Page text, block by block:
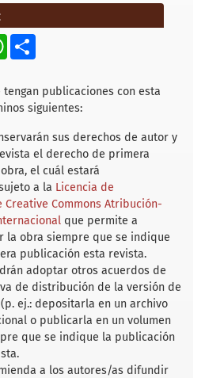
W
s
A
p
S
e publicaciones con esta
siguientes:
sus derechos de autor y
el derecho de primera
el cuál estará
a la Licencia de
Commons Atribución-
que permite a
la obra siempre que se indique
publicación esta revista.
adoptar otros acuerdos de
de distribución de la versión de
ej.: depositarla en un archivo
o publicarla en un volumen
que se indique la publicación
a los autores/as difundir